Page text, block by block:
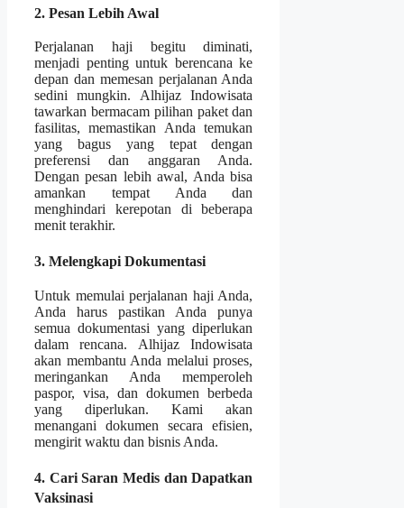
2. Pesan Lebih Awal
Perjalanan haji begitu diminati,
menjadi penting untuk berencana ke
depan dan memesan perjalanan Anda
sedini mungkin. Alhijaz Indowisata
tawarkan bermacam pilihan paket dan
fasilitas, memastikan Anda temukan
yang bagus yang tepat dengan
preferensi dan anggaran Anda.
Dengan pesan lebih awal, Anda bisa
amankan tempat Anda dan
menghindari kerepotan di beberapa
menit terakhir.
3. Melengkapi Dokumentasi
Untuk memulai perjalanan haji Anda,
Anda harus pastikan Anda punya
semua dokumentasi yang diperlukan
dalam rencana. Alhijaz Indowisata
akan membantu Anda melalui proses,
meringankan Anda memperoleh
paspor, visa, dan dokumen berbeda
yang diperlukan. Kami akan
menangani dokumen secara efisien,
mengirit waktu dan bisnis Anda.
4. Cari Saran Medis dan Dapatkan
Vaksinasi